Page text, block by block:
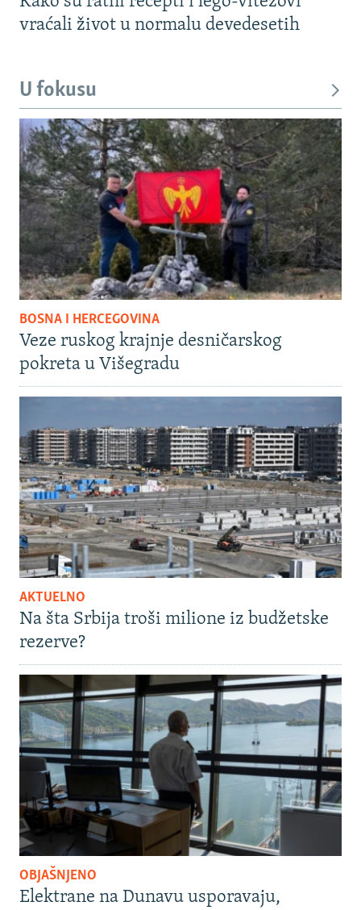
vraćali život u normalu devedesetih
U fokusu
BOSNA I HERCEGOVINA
Veze ruskog krajnje desničarskog
pokreta u Višegradu
AKTUELNO
Na šta Srbija troši milione iz budžetske
rezerve?
OBJAŠNJENO
Elektrane na Dunavu usporavaju,